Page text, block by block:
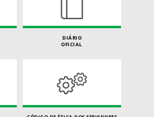
DIÁRIO
OFICIAL